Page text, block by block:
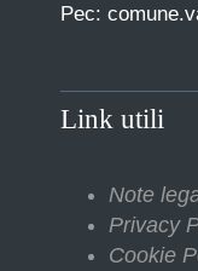
Pec:
Link utili
Note
Privacy
Cookie